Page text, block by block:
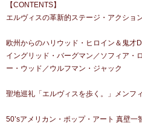
【CONTENTS】
エルヴィスの革新的ステージ・アクショ
欧州からのハリウッド・ヒロイン＆鬼才
イングリッド・バーグマン／ソフィア・
ー・ウッド／ウルフマン・ジャック
聖地巡礼「エルヴィスを歩く。」メンフ
50’sアメリカン・ポップ・アート 真壁一